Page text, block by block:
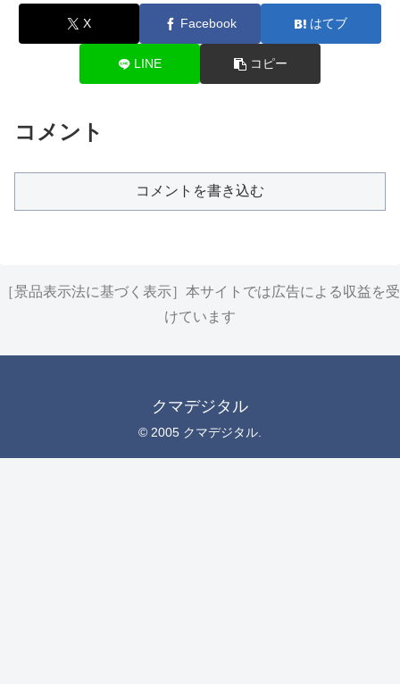
X Facebook はてブ
LINE コピー
コメント
コメントを書き込む
［景品表示法に基づく表示］本サイトでは広告による収益を受
けています
クマデジタル
© 2005 クマデジタル.